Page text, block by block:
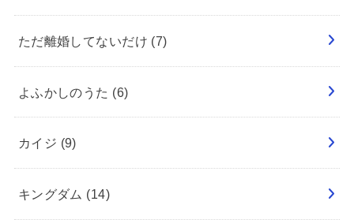
ただ離婚してないだけ (7)
よふかしのうた (6)
カイジ (9)
キングダム (14)